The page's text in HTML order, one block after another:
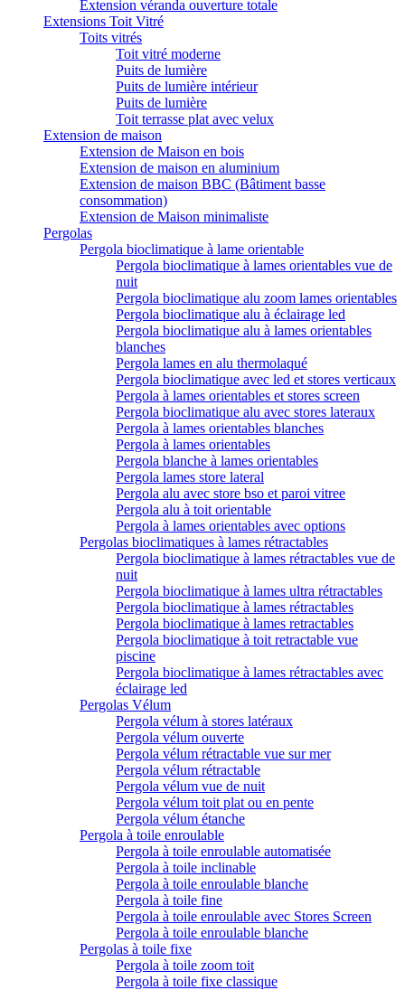
Extension véranda ouverture totale
Extensions Toit Vitré
Toits vitrés
Toit vitré moderne
Puits de lumière
Puits de lumière intérieur
Puits de lumière
Toit terrasse plat avec velux
Extension de maison
Extension de Maison en bois
Extension de maison en aluminium
Extension de maison BBC (Bâtiment basse
consommation)
Extension de Maison minimaliste
Pergolas
Pergola bioclimatique à lame orientable
Pergola bioclimatique à lames orientables vue de
nuit
Pergola bioclimatique alu zoom lames orientables
Pergola bioclimatique alu à éclairage led
Pergola bioclimatique alu à lames orientables
blanches
Pergola lames en alu thermolaqué
Pergola bioclimatique avec led et stores verticaux
Pergola à lames orientables et stores screen
Pergola bioclimatique alu avec stores lateraux
Pergola à lames orientables blanches
Pergola à lames orientables
Pergola blanche à lames orientables
Pergola lames store lateral
Pergola alu avec store bso et paroi vitree
Pergola alu à toit orientable
Pergola à lames orientables avec options
Pergolas bioclimatiques à lames rétractables
Pergola bioclimatique à lames rétractables vue de
nuit
Pergola bioclimatique à lames ultra rétractables
Pergola bioclimatique à lames rétractables
Pergola bioclimatique à lames retractables
Pergola bioclimatique à toit retractable vue
piscine
Pergola bioclimatique à lames rétractables avec
éclairage led
Pergolas Vélum
Pergola vélum à stores latéraux
Pergola vélum ouverte
Pergola vélum rétractable vue sur mer
Pergola vélum rétractable
Pergola vélum vue de nuit
Pergola vélum toit plat ou en pente
Pergola vélum étanche
Pergola à toile enroulable
Pergola à toile enroulable automatisée
Pergola à toile inclinable
Pergola à toile enroulable blanche
Pergola à toile fine
Pergola à toile enroulable avec Stores Screen
Pergola à toile enroulable blanche
Pergolas à toile fixe
Pergola à toile zoom toit
Pergola à toile fixe classique